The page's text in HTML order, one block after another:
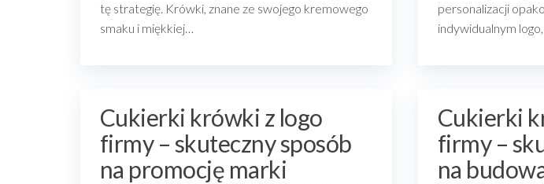
tę strategię. Krówki, znane ze swojego kremowego
smaku i miękkiej…
personalizacji
indywidualnym
Cukierki krówki z logo
firmy – skuteczny sposób
na promocję marki
Cukierki
firmy –
na